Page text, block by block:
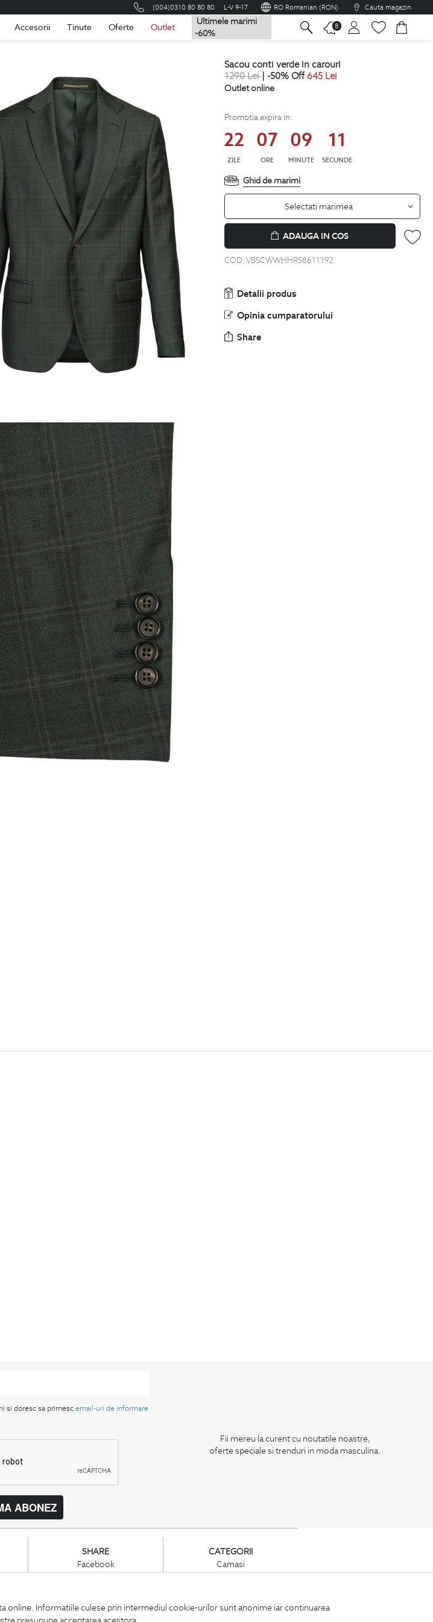
Informatiile culese prin intermediul cookie-urilor sunt anonime iar continuarea
(004)0310 80 80 80 L-V 9-17 RO Romanian (RON) Cauta magazin
Accesorii Tinute Oferte Outlet
Ultimele marimi
-60%
8
Romania Romana
sacou conti verde in carouri
1290Lei| -50% Off 645 Lei
Outlet online
Promotia expira in:
22
ZILE
07
ORE
09
MINUTE
10
SECUNDE
Ghid de marimi
Selectati marimea
ADAUGA IN COS
COD:VBSCWWHHR58611192
Detalii produs
Opinia cumparatorului
Share
si doresc sa primescemail-uri de informare
ABONEZ
Fii mereu la curent cu noutatile noastre,
oferte speciale si trenduri in moda masculina.
SHARE
Facebook
Pinterest
Instagram
CATEGORII
Camasi